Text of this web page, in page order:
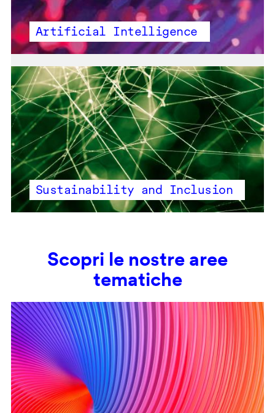
Artificial Intelligence
Sustainability and Inclusion
Scopri le nostre aree
tematiche